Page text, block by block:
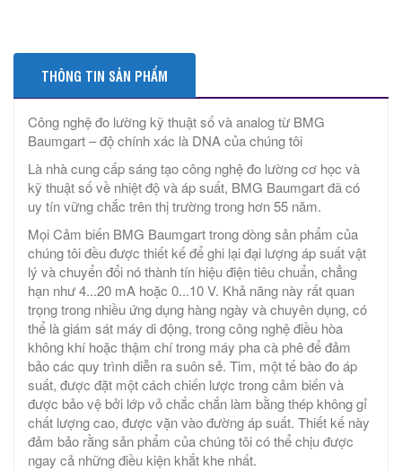
THÔNG TIN SẢN PHẨM
Công nghệ đo lường kỹ thuật số và analog từ BMG
Baumgart – độ chính xác là DNA của chúng tôi
Là nhà cung cấp sáng tạo công nghệ đo lường cơ học và
kỹ thuật số về nhiệt độ và áp suất, BMG Baumgart đã có
uy tín vững chắc trên thị trường trong hơn 55 năm.
Mọi Cảm biến BMG Baumgart trong dòng sản phẩm của
chúng tôi đều được thiết kế để ghi lại đại lượng áp suất vật
lý và chuyển đổi nó thành tín hiệu điện tiêu chuẩn, chẳng
hạn như 4...20 mA hoặc 0...10 V. Khả năng này rất quan
trọng trong nhiều ứng dụng hàng ngày và chuyên dụng, có
thể là giám sát máy di động, trong công nghệ điều hòa
không khí hoặc thậm chí trong máy pha cà phê để đảm
bảo các quy trình diễn ra suôn sẻ. Tim, một tế bào đo áp
suất, được đặt một cách chiến lược trong cảm biến và
được bảo vệ bởi lớp vỏ chắc chắn làm bằng thép không gỉ
chất lượng cao, được vặn vào đường áp suất. Thiết kế này
đảm bảo rằng sản phẩm của chúng tôi có thể chịu được
ngay cả những điều kiện khắt khe nhất.